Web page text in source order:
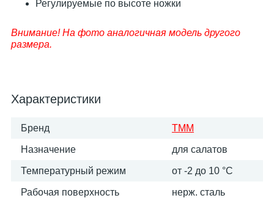
Регулируемые по высоте ножки
Внимание! На фото аналогичная модель другого
размера.
Характеристики
Бренд ТММ
Назначение для салатов
Температурный режим от -2 до 10 °С
Рабочая поверхность нерж. сталь